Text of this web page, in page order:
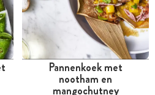
Tussen 30 minuten en 1
Pannenkoek met
nootham en
mangochutney